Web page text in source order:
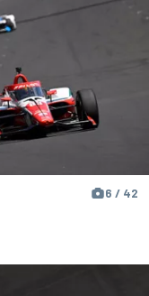
6 / 42